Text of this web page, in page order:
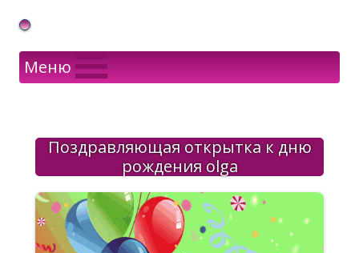
Gif Открытки в подарок
Меню
Поздравляющая открытка к дню
рождения olga